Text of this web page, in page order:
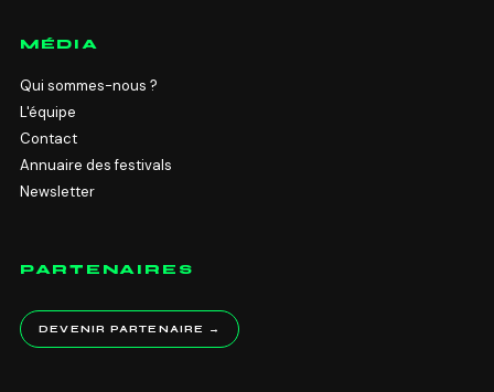
MÉDIA
Qui sommes-nous ?
L'équipe
Contact
Annuaire des festivals
Newsletter
PARTENAIRES
DEVENIR PARTENAIRE →